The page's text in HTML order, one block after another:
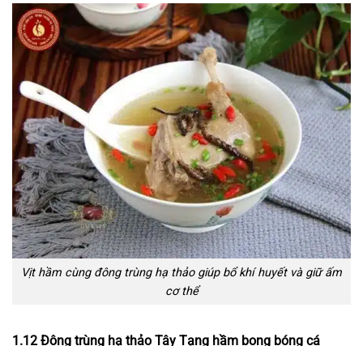
Vịt hầm cùng đông trùng hạ thảo giúp bổ khí huyết và giữ ấm
cơ thể
1.12 Đông trùng hạ thảo Tây Tạng hầm bong bóng cá